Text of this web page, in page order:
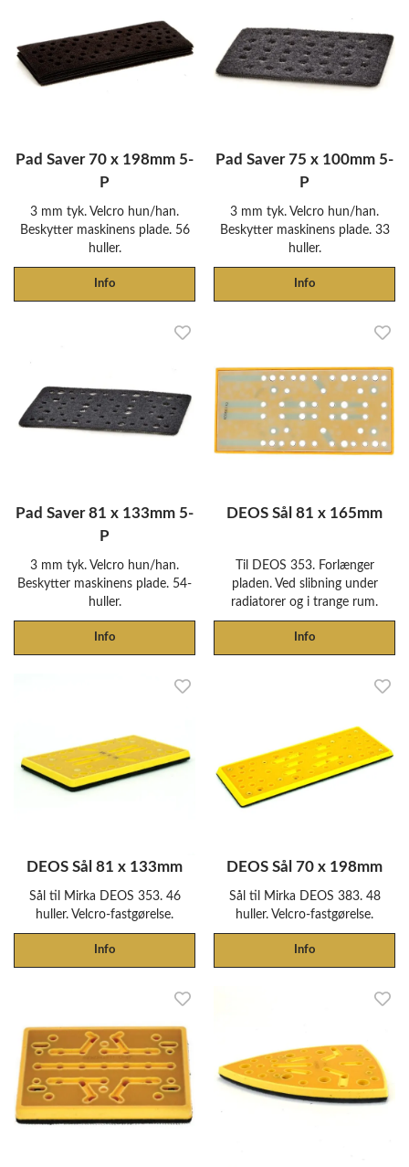
Pad Saver 70 x 198mm 5-
P
3 mm tyk. Velcro hun/han.
Beskytter maskinens plade. 56
huller.
Info
Pad Saver 75 x 100mm 5-
P
3 mm tyk. Velcro hun/han.
Beskytter maskinens plade. 33
huller.
Info
Pad Saver 81 x 133mm 5-
P
3 mm tyk. Velcro hun/han.
Beskytter maskinens plade. 54-
huller.
Info
DEOS Sål 81 x 165mm
Til DEOS 353. Forlænger
pladen. Ved slibning under
radiatorer og i trange rum.
Info
DEOS Sål 81 x 133mm
Sål til Mirka DEOS 353. 46
huller. Velcro-fastgørelse.
Info
DEOS Sål 70 x 198mm
Sål til Mirka DEOS 383. 48
huller. Velcro-fastgørelse.
Info